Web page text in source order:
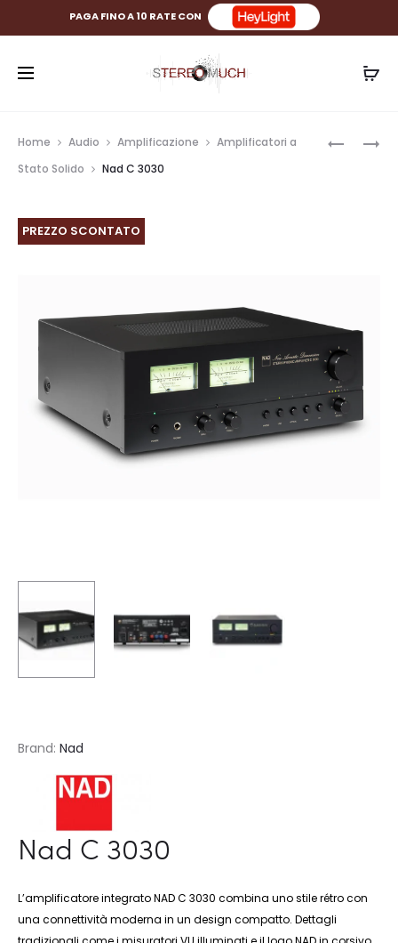
PAGA FINO A 10 RATE CON
TRIANGLE
Home Audio Amplificazione
Amplificatori a
Stato Solido
Nad C 3030
PREZZO SCONTATO
Brand: Nad
Nad C 3030
L’amplificatore integrato NAD C 3030 combina uno stile rétro con
una connettività moderna in un design compatto. Dettagli